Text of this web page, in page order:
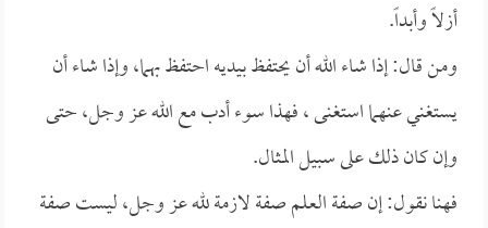
أزلاً وأبداً.
ومن قال: إذا شاء الله أن يحتفظ بيديه احتفظ بهما، وإذا شاء أن
يستغني عنهما استغنى ، فهذا سوء أدب مع الله عز وجل، حتى
وإن كان ذلك على سبيل المثال.
فهنا نقول: إن صفة العلم صفة لازمة لله عز وجل، ليست صفة